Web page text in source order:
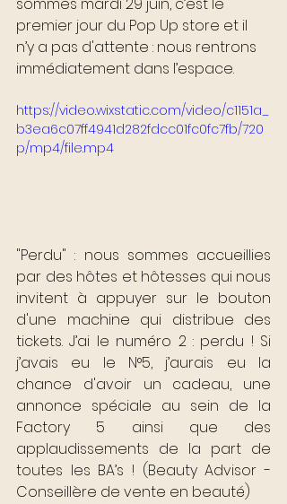
sommes mardi 29 juin, c’est le
premier jour du Pop Up store et il
n’y a pas d'attente : nous rentrons
immédiatement dans l’espace.
https://video.wixstatic.com/video/c1151a_
b3ea6c07ff4941d282fdcc01fc0fc7fb/720
p/mp4/file.mp4
"Perdu" : nous sommes accueillies
par des hôtes et hôtesses qui nous
invitent à appuyer sur le bouton
d'une machine qui distribue des
tickets. J’ai le numéro 2 : perdu ! Si
j’avais eu le N°5, j’aurais eu la
chance d'avoir un cadeau, une
annonce spéciale au sein de la
Factory 5 ainsi que des
applaudissements de la part de
toutes les BA’s ! (Beauty Advisor -
Conseillère de vente en beauté)